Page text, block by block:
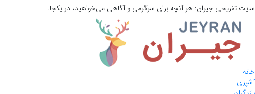
سایت تفریحی جیران: هر آنچه برای سرگرمی و آگاهی می‌خواهید، در یکجا.
خانه
آشپزی